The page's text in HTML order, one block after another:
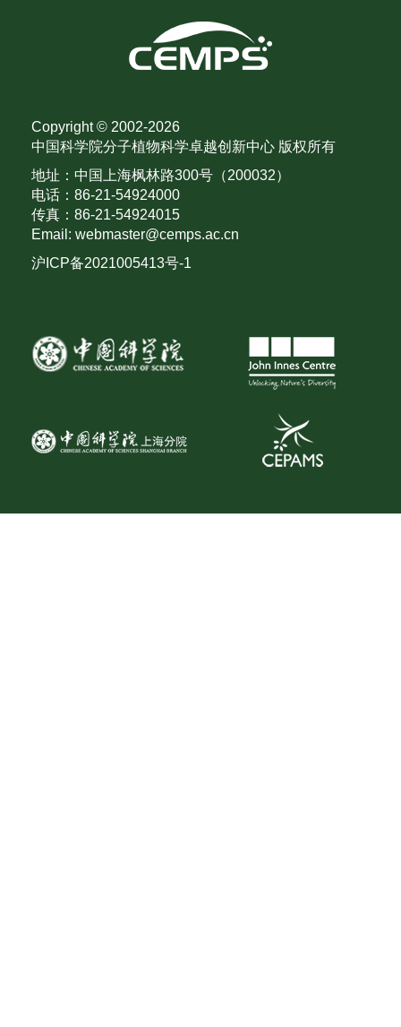
Copyright © 2002-2026
中国科学院分子植物科学卓越创新中心 版权所有
地址：中国上海枫林路300号（200032）
电话：86-21-54924000
传真：86-21-54924015
Email: webmaster@cemps.ac.cn
沪ICP备2021005413号-1